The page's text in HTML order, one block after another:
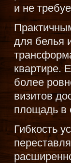
и не
для белья
квартире.
более
визитов
площадь в
Гибкость